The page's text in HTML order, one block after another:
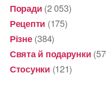
Поради (2 053)
Рецепти (175)
Різне(384)
Свята й подарунки
Стосунки (121)